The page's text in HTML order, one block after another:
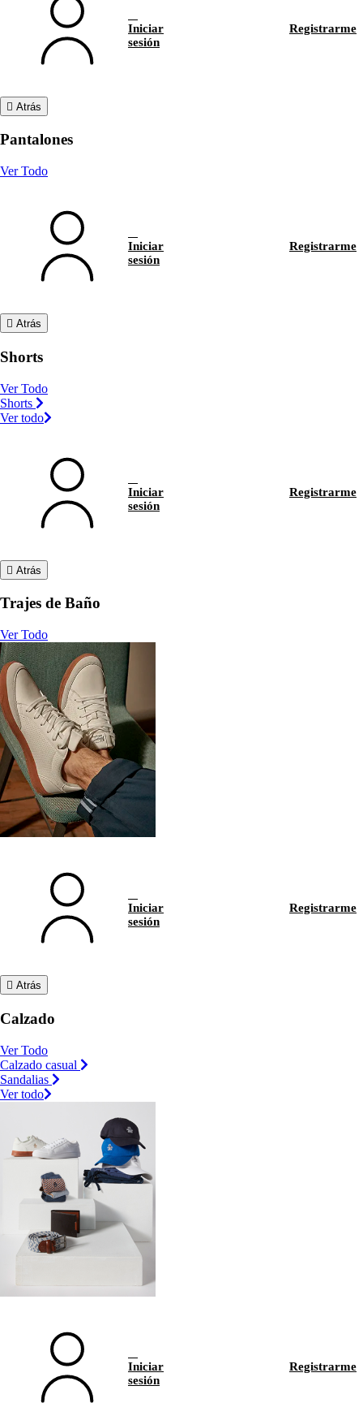
Iniciar
sesión
Registrarme
Atrás
Pantalones
Ver Todo
Iniciar
sesión
Registrarme
Atrás
Shorts
Ver Todo
Shorts
Ver todo
Iniciar
sesión
Registrarme
Atrás
Trajes de Baño
Ver Todo
Iniciar
sesión
Registrarme
Atrás
Calzado
Ver Todo
Calzado casual
Sandalias
Ver todo
Iniciar
sesión
Registrarme